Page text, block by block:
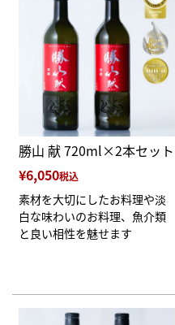
勝山 献 720ml×2本セット
¥6,050税込
素材を大切にしたお料理や淡
白な味わいのお料理、魚介類
と良い相性を魅せます